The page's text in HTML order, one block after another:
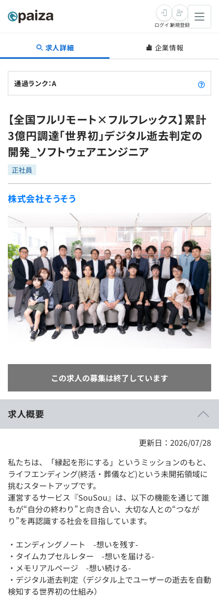
転職・キャリア
転職成功ガイド
転職エージェント
インタビュー
転職成功ガイド
新卒就活
求人検索
本選考
インターン
新卒エージェント
イベント・セミナー
インタビュー
就活成功ガイド
学習
問題集
4択課題
ナレッジ
リファレンス
プラン
個人向けプラン
法人向けプラン
プログラミング言語
再チャレンジ結果一覧
ゲーム・マンガ
paiza times
note
ログイン新規登録
求人詳細 企業情報
通過ランク：A
【全国フルリモート×フルフレックス】累計
3億円調達「世界初」デジタル逝去判定の
開発_ソフトウェアエンジニア
正社員
株式会社そうそう
この求人の募集は終了しています
求人概要
更新日：2026/07/28
私たちは、「縁起を形にする」というミッションのもと、
ライフエンディング(終活・葬儀など)という未開拓領域に
挑むスタートアップです。
運営するサービス『SouSou』は、以下の機能を通じて誰
もが“自分の終わり”と向き合い、大切な人との“つなが
り”を再認識する社会を目指しています。
・エンディングノート -想いを残す-
・タイムカプセルレター -想いを届ける-
・メモリアルページ -想い続ける-
・デジタル逝去判定（デジタル上でユーザーの逝去を自動
検知する世界初の仕組み）